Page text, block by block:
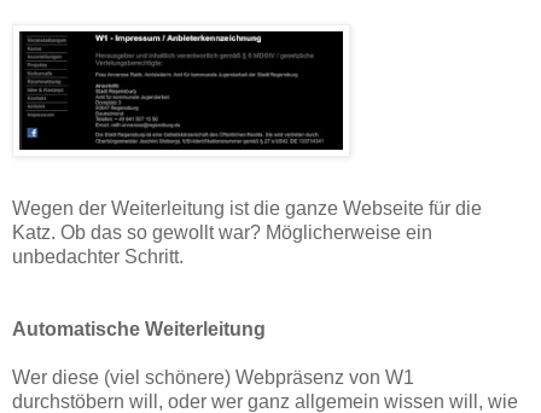
Wegen der Weiterleitung ist die ganze Webseite für die
Katz. Ob das so gewollt war? Möglicherweise ein
unbedachter Schritt.
Automatische Weiterleitung
Wer diese (viel schönere) Webpräsenz von W1
durchstöbern will, oder wer ganz allgemein wissen will, wie